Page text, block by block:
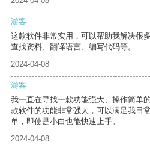
游客
这款软件非常实用，可以帮助我解决很
查找资料、翻译语言、编写代码等。
2024-04-08
游客
我一直在寻找一款功能强大、操作简单
款软件的功能非常强大，可以满足我日
单，即使是小白也能快速上手。
2024-04-08